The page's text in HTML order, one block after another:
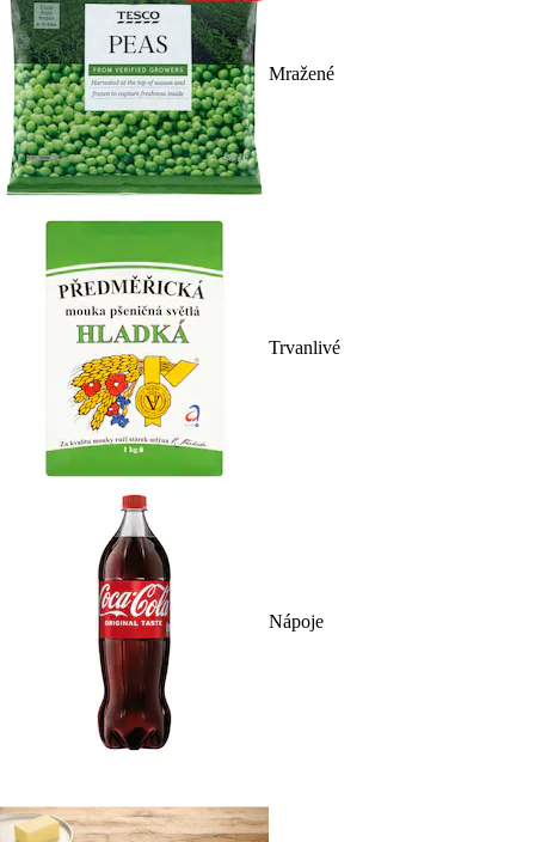
Mražené
Trvanlivé
Nápoje